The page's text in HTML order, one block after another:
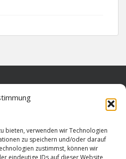
bieten, verwenden wir Technologien
zu speichern und/oder darauf
zustimmst, können wir
eindeutige IDs auf dieser Website